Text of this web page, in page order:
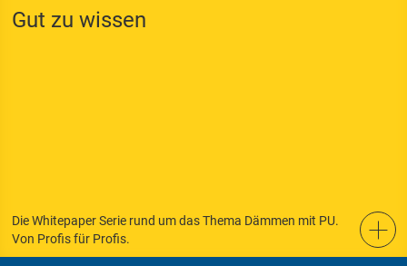
Gut zu wissen
Die Whitepaper Serie rund um das Thema Dämmen mit PU.
Von Profis für Profis.